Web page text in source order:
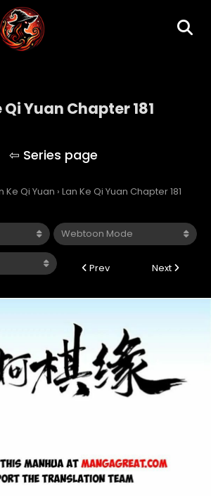
Qi Yuan Chapter 181
Ke Qi Yuan › Lan Ke Qi Yuan Chapter 181
Prev Next